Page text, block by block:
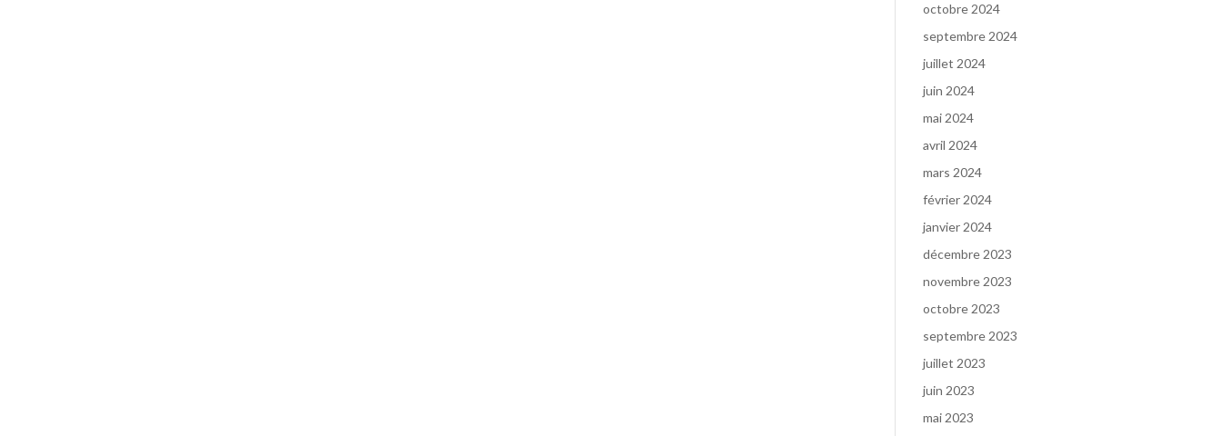
octobre 2024
septembre 2024
juillet 2024
juin 2024
mai 2024
avril 2024
mars 2024
février 2024
janvier 2024
décembre 2023
novembre 2023
octobre 2023
septembre 2023
juillet 2023
juin 2023
mai 2023